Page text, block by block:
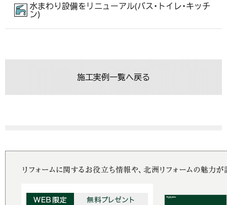
水まわり設備をリニューアル(バス・トイレ・キッチ
ン)
施工実例一覧へ戻る